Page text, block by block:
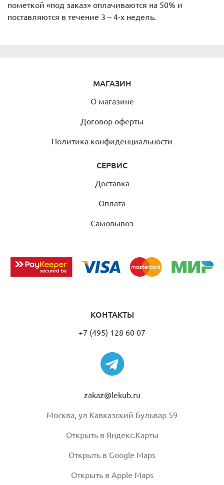
пометкой «под заказ» оплачиваются на 50% и
поставляются в течение 3 – 4-х недель.
МАГАЗИН
О магазине
Договор оферты
Политика конфиденциальности
СЕРВИС
Доставка
Оплата
Самовывоз
КОНТАКТЫ
+7 (495) 128 60 07
zakaz@lekub.ru
Москва, ул Кавказский Бульвар 59
Открыть в Яндекс.Карты
Открыть в Google Maps
Открыть в Apple Maps